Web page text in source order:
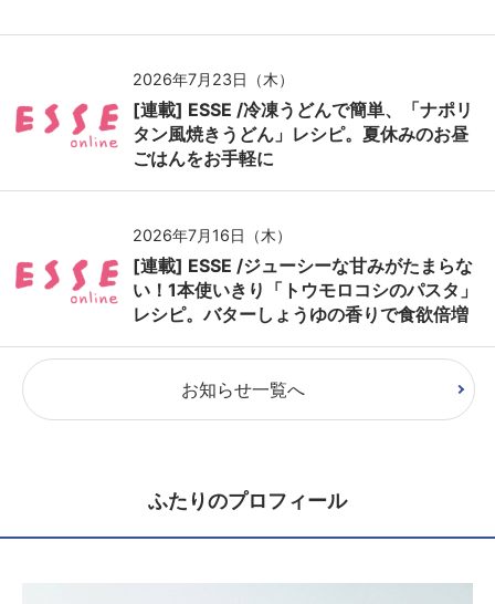
2026年7月23日（木）
[連載] ESSE /冷凍うどんで簡単、「ナポリ
タン風焼きうどん」レシピ。夏休みのお昼
ごはんをお手軽に
2026年7月16日（木）
[連載] ESSE /ジューシーな甘みがたまらな
い！1本使いきり「トウモロコシのパスタ」
レシピ。バターしょうゆの香りで食欲倍増
お知らせ一覧へ
ふたりのプロフィール